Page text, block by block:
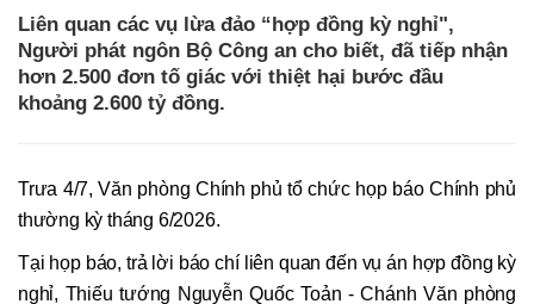
Liên quan các vụ lừa đảo “hợp đồng kỳ nghỉ",
Người phát ngôn Bộ Công an cho biết, đã tiếp nhận
hơn 2.500 đơn tố giác với thiệt hại bước đầu
khoảng 2.600 tỷ đồng.
Trưa 4/7, Văn phòng Chính phủ tổ chức họp báo Chính phủ
thường kỳ tháng 6/2026.
Tại họp báo, trả lời báo chí liên quan đến vụ án hợp đồng kỳ
nghỉ, Thiếu tướng Nguyễn Quốc Toản - Chánh Văn phòng